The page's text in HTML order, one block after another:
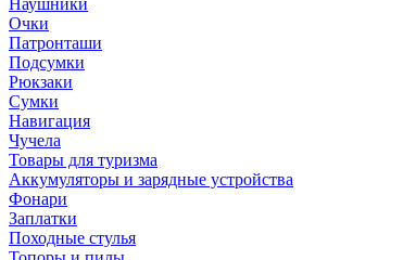
Наушники
Очки
Патронташи
Подсумки
Рюкзаки
Сумки
Навигация
Чучела
Товары для туризма
Аккумуляторы и зарядные устройства
Фонари
Заплатки
Походные стулья